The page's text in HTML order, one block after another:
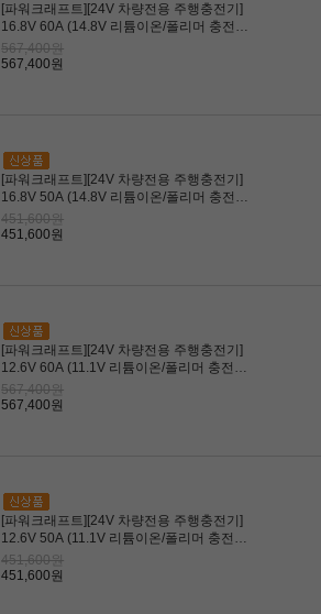
[파워크래프트][24V 차량전용 주행충전기]
16.8V 60A (14.8V 리튬이온/폴리머 충전전
용)(RC, 배터리장비)
567,400원
567,400원
[파워크래프트][24V 차량전용 주행충전기]
16.8V 50A (14.8V 리튬이온/폴리머 충전전
용)(RC, 배터리장비)
451,600원
451,600원
[파워크래프트][24V 차량전용 주행충전기]
12.6V 60A (11.1V 리튬이온/폴리머 충전전
용) (파워뱅크 충전용)
567,400원
567,400원
[파워크래프트][24V 차량전용 주행충전기]
12.6V 50A (11.1V 리튬이온/폴리머 충전전
용) (파워뱅크 충전용)
451,600원
451,600원